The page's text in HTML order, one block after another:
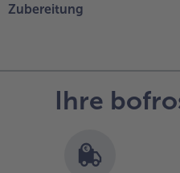
Zubereitung
Ihre